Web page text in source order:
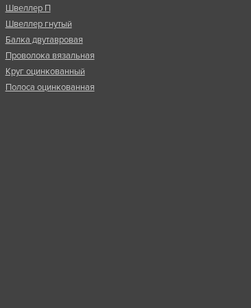
Швеллер П
Швеллер гнутый
Балка двутавровая
Проволока вязальная
Круг оцинкованный
Полоса оцинкованная